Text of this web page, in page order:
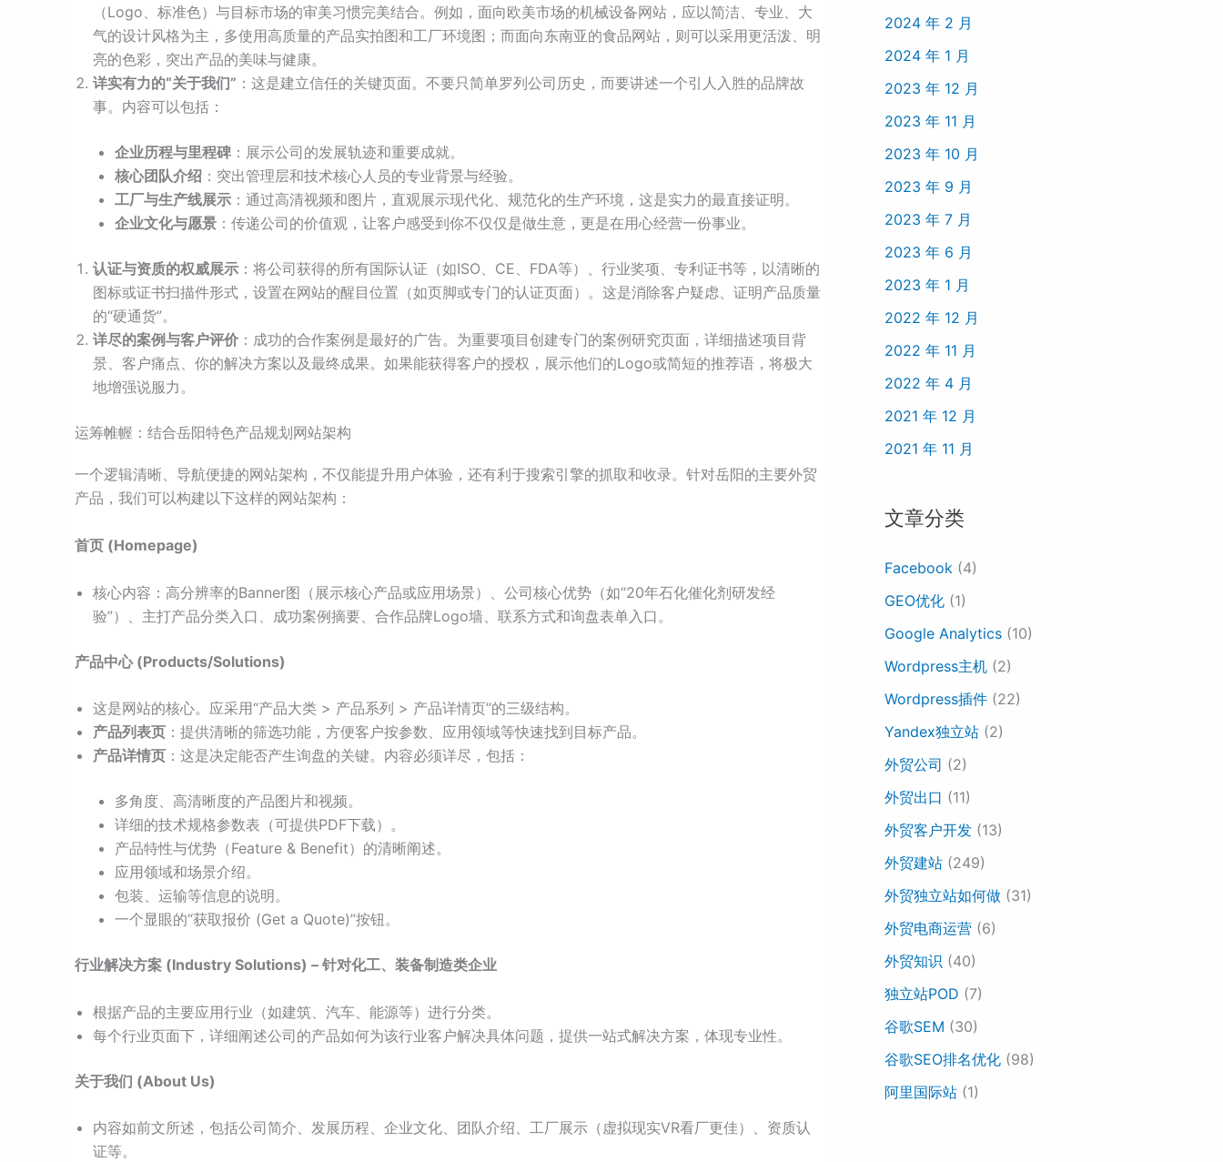
（Logo、标准色）与目标市场的审美习惯完美结合。例如，面向欧美市场的机械设备网站，应以简洁、专业、大
气的设计风格为主，多使用高质量的产品实拍图和工厂环境图；而面向东南亚的食品网站，则可以采用更活泼、明
亮的色彩，突出产品的美味与健康。
详实有力的“关于我们” ：这是建立信任的关键页面。不要只简单罗列公司历史，而要讲述一个引人入胜的品牌故
事。内容可以包括：
企业历程与里程碑 ：展示公司的发展轨迹和重要成就。
核心团队介绍 ：突出管理层和技术核心人员的专业背景与经验。
工厂与生产线展示 ：通过高清视频和图片，直观展示现代化、规范化的生产环境，这是实力的最直接证明。
企业文化与愿景 ：传递公司的价值观，让客户感受到你不仅仅是做生意，更是在用心经营一份事业。
认证与资质的权威展示 ：将公司获得的所有国际认证（如ISO、CE、FDA等）、行业奖项、专利证书等，以清晰的
图标或证书扫描件形式，设置在网站的醒目位置（如页脚或专门的认证页面）。这是消除客户疑虑、证明产品质量
的“硬通货”。
详尽的案例与客户评价 ：成功的合作案例是最好的广告。为重要项目创建专门的案例研究页面，详细描述项目背
景、客户痛点、你的解决方案以及最终成果。如果能获得客户的授权，展示他们的Logo或简短的推荐语，将极大
地增强说服力。
运筹帷幄：结合岳阳特色产品规划网站架构
一个逻辑清晰、导航便捷的网站架构，不仅能提升用户体验，还有利于搜索引擎的抓取和收录。针对岳阳的主要外贸
产品，我们可以构建以下这样的网站架构：
首页 (Homepage)
核心内容：高分辨率的Banner图（展示核心产品或应用场景）、公司核心优势（如“20年石化催化剂研发经
验”）、主打产品分类入口、成功案例摘要、合作品牌Logo墙、联系方式和询盘表单入口。
产品中心 (Products/Solutions)
这是网站的核心。应采用“产品大类 > 产品系列 > 产品详情页”的三级结构。
产品列表页 ：提供清晰的筛选功能，方便客户按参数、应用领域等快速找到目标产品。
产品详情页 ：这是决定能否产生询盘的关键。内容必须详尽，包括：
多角度、高清晰度的产品图片和视频。
详细的技术规格参数表（可提供PDF下载）。
产品特性与优势（Feature & Benefit）的清晰阐述。
应用领域和场景介绍。
包装、运输等信息的说明。
一个显眼的“获取报价 (Get a Quote)”按钮。
行业解决方案 (Industry Solutions) – 针对化工、装备制造类企业
根据产品的主要应用行业（如建筑、汽车、能源等）进行分类。
每个行业页面下，详细阐述公司的产品如何为该行业客户解决具体问题，提供一站式解决方案，体现专业性。
关于我们 (About Us)
内容如前文所述，包括公司简介、发展历程、企业文化、团队介绍、工厂展示（虚拟现实VR看厂更佳）、资质认
证等。
2024 年 2 月
2024 年 1 月
2023 年 12 月
2023 年 11 月
2023 年 10 月
2023 年 9 月
2023 年 7 月
2023 年 6 月
2023 年 1 月
2022 年 12 月
2022 年 11 月
2022 年 4 月
2021 年 12 月
2021 年 11 月
文章分类
Facebook (4)
GEO优化 (1)
Google Analytics (10)
Wordpress主机 (2)
Wordpress插件 (22)
Yandex独立站 (2)
外贸公司 (2)
外贸出口 (11)
外贸客户开发 (13)
外贸建站 (249)
外贸独立站如何做 (31)
外贸电商运营 (6)
外贸知识 (40)
独立站POD (7)
谷歌SEM (30)
谷歌SEO排名优化 (98)
阿里国际站 (1)